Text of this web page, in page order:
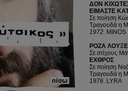
ΔΟΝ
ΕΙΜΑΣΤΕ
Σε ποίηση
Τραγουδά η
1972. MINOS
ΡΟΖΑ
Σε στίχους
ΕΧΘΡΟΣ
Σε ποίηση
Τραγουδά η
1976. LYRA